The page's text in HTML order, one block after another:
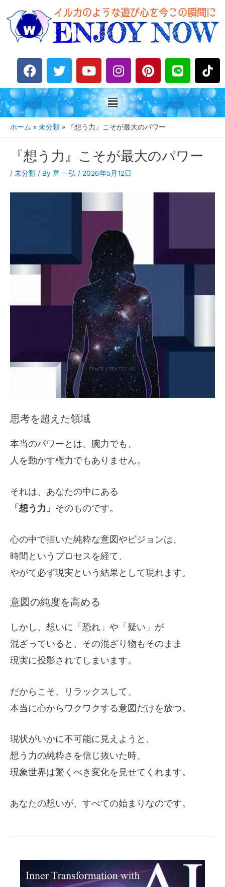
F
a
c
e
b
o
k
T
w
i
t
t
e
Y
o
u
t
u
b
I
n
s
t
a
g
a
m
P
i
n
t
e
r
s
t
L
i
n
e
ホーム 未分類 『想う力』こそが最大のパワー
『想う力』こそが最大のパワー
/ 未分類 / By 富 一弘 / 2026年5月12日
思考を超えた領域
本当のパワーとは、腕力でも、
人を動かす権力でもありません。
それは、あなたの中にある
「想う力」 そのものです。
心の中で描いた純粋な意図やビジョンは、
時間というプロセスを経て、
やがて必ず現実という結果として現れます。
意図の純度を高める
しかし、想いに「恐れ」や「疑い」が
混ざっていると、その混ざり物もそのまま
現実に投影されてしまいます。
だからこそ、リラックスして、
本当に心からワクワクする意図だけを放つ。
現状がいかに不可能に見えようと、
想う力の純粋さを信じ抜いた時、
現象世界は驚くべき変化を見せてくれます。
あなたの想いが、すべての始まりなのです。